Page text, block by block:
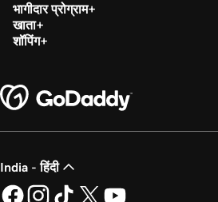
भागीदार प्रोग्राम
खाता
शॉपिंग
India - हिंदी